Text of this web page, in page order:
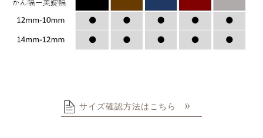
サイズ確認方法はこちら